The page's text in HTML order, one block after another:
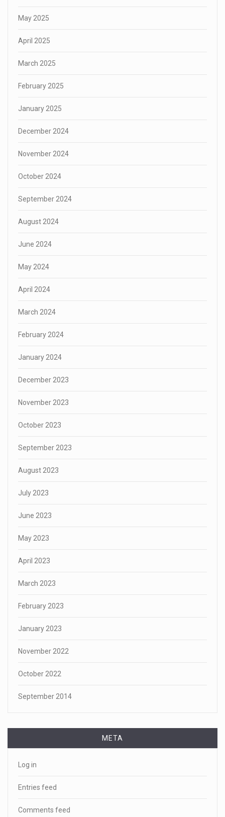
May 2025
April 2025
March 2025
February 2025
January 2025
December 2024
November 2024
October 2024
September 2024
August 2024
June 2024
May 2024
April 2024
March 2024
February 2024
January 2024
December 2023
November 2023
October 2023
September 2023
August 2023
July 2023
June 2023
May 2023
April 2023
March 2023
February 2023
January 2023
November 2022
October 2022
September 2014
META
Log in
Entries feed
Comments feed